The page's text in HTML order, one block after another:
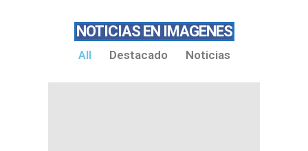
NOTICIAS EN IMAGENES
All Destacado Noticias